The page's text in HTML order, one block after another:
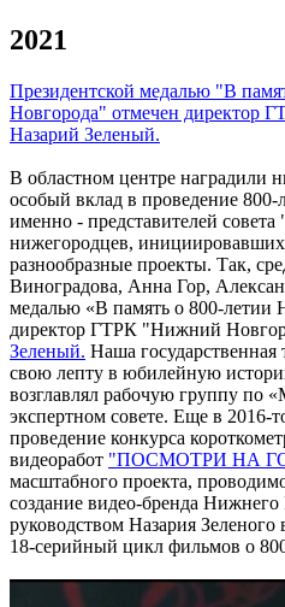
2021
Президентской медалью "В
Новгорода" отмечен директор
Назарий Зеленый.
В областном центре наградили
особый вклад в проведение
именно - представителей
нижегородцев,
разнообразные проекты. Так,
Виноградова, Анна Гор,
медалью «В память о 800-летии
директор ГТРК "Нижний
Зеленый. Наша государственная
свою лепту в юбилейную
возглавлял рабочую группу по
экспертном совете. Еще в 2016-
проведение конкурса
видеоработ "ПОСМОТРИ НА
масштабного проекта,
создание видео-бренда
руководством Назария
18-серийный цикл фильмов о